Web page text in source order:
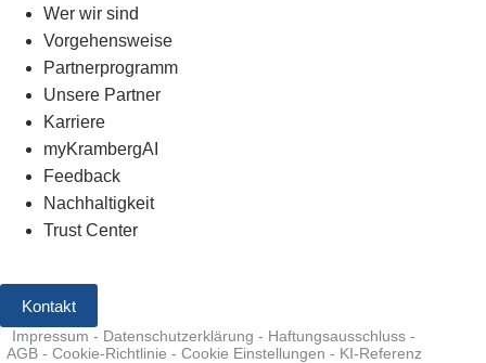
Wer wir sind
Vorgehensweise
Partnerprogramm
Unsere Partner
Karriere
myKrambergAI
Feedback
Nachhaltigkeit
Trust Center
Kontakt
Impressum - Datenschutzerklärung - Haftungsausschluss -
AGB- Cookie-Richtlinie - Cookie Einstellungen - KI-Referenz